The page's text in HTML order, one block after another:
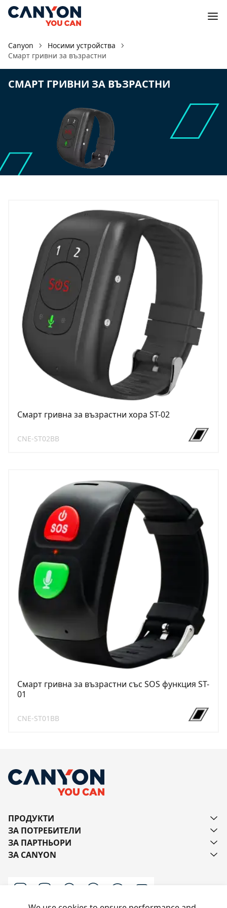
Canyon
Носими устройства
Смарт гривни за възрастни
СМАРТ ГРИВНИ ЗА ВЪЗРАСТНИ
Смарт гривна за възрастни хора ST-02
CNE-ST02BB
Смарт гривна за възрастни със SOS функция ST-
01
CNE-ST01BB
ПРОДУКТИ
ЗА ПОТРЕБИТЕЛИ
ЗА ПАРТНЬОРИ
ЗА CANYON